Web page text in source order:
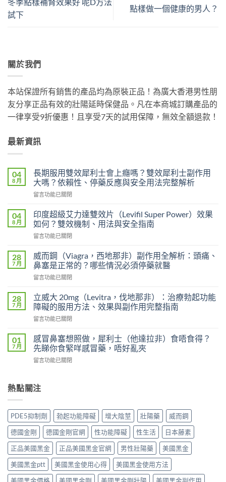
冬季點樣補腎效果好 呢D方法
試下
點樣做一個健康的男人？
關於我們
本站保證所有銷售的產品均為原裝正品！為廣大香港男性朋
友分享正品有效的壯陽延時保健品。凡在本商城訂購產品的
一律享受9折優惠！且享受7天的試用保障，無效全額退款！
最新資訊
04
8 月
長期服用雙效犀利士會上癮嗎？雙效犀利士副作用
大嗎？依賴性、停藥反應與安全用法完整解析
在
期
服
用
雙
犀
利
士
會
癮
嗎？
效
利
士
副
大
嗎？
賴
性、
停
藥
反
應
與
安
全
留言功能已關閉
04
8 月
印度超級艾力達雙效片（Levifil Super Power）效果
如何？雙效機制、用法與安全指南
在
度
超
級
艾
達
雙
效
片
Super
Power）
果
雙
制、
用
法
與
安
全
指
南〉
留言功能已關閉
28
7 月
威而鋼（Viagra，西地那非）副作用全解析：頭痛、
鼻塞是正常的？哪些情況必須停藥就醫
在
而
鋼
（Viagra，
西
那
非）
副
作
解
痛、
鼻
塞
是
正
常
的？
哪
留言功能已關閉
28
7 月
立威大 20mg（Levitra，伐地那非）：治療勃起功能
障礙的服用方法、效果與副作用完整指南
在
威
大
20mg（Levitra，
伐
非）：
勃
起
功
能
障
礙
的
服
留言功能已關閉
01
7 月
感冒鼻塞想照做，犀利士（他達拉非）食唔食得？
先睇你食緊咩感冒藥，唔好亂夾
在
鼻
塞
照
做，
犀
利
士
（他
達
拉
非）
留言功能已關閉
熱點關注
PDE5抑制劑 勃起功能障礙 增大陰莖 壯陽藥
威而鋼
德國金剛
德國金剛官網 性功能障礙 性生活
日本藤素
正品美國黑金
正品美國黑金官網 男性壯陽藥
美國黑金
美國黑金ptt
美國黑金使用心得
美國黑金使用方法